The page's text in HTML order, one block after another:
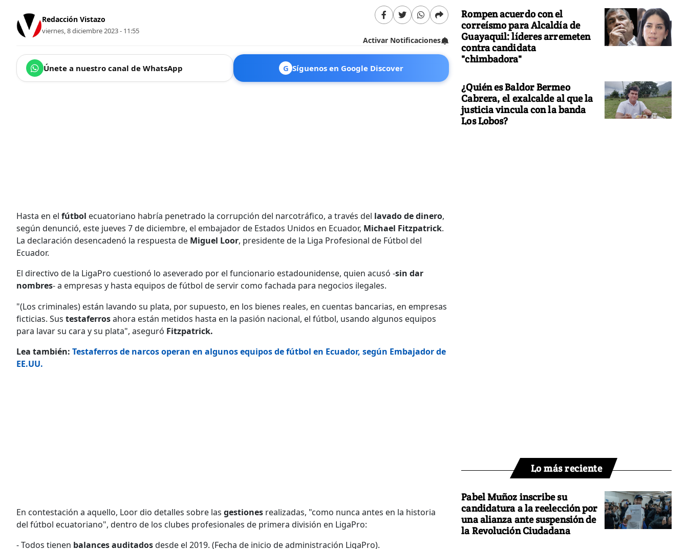
Redacción Vistazo
viernes, 8 diciembre 2023 - 11:55
Activar Notificaciones
Únete a nuestro canal de WhatsApp G Síguenos en Google Discover
Hasta en el fútbol ecuatoriano habría penetrado la corrupción del narcotráfico, a través del lavado de dinero,
según denunció, este jueves 7 de diciembre, el embajador de Estados Unidos en Ecuador, Michael Fitzpatrick.
La declaración desencadenó la respuesta de Miguel Loor, presidente de la Liga Profesional de Fútbol del
Ecuador.
El directivo de la LigaPro cuestionó lo aseverado por el funcionario estadounidense, quien acusó -sin dar
nombres- a empresas y hasta equipos de fútbol de servir como fachada para negocios ilegales.
"(Los criminales) están lavando su plata, por supuesto, en los bienes reales, en cuentas bancarias, en empresas
ficticias. Sus testaferrosahora están metidos hasta en la pasión nacional, el fútbol, usando algunos equipos
para lavar su cara y su plata", aseguró Fitzpatrick.
Lea también: Testaferros de narcos operan en algunos equipos de fútbol en Ecuador, según Embajador de
EE.UU.
En contestación a aquello, Loor dio detalles sobre las gestiones realizadas, "como nunca antes en la historia
del fútbol ecuatoriano", dentro de los clubes profesionales de primera división en LigaPro:
- Todos tienen balances auditadosdesde el 2019. (Fecha de inicio de administración LigaPro).
Rompen acuerdo con el
correísmo para Alcaldía de
Guayaquil: líderes arremeten
contra candidata
"chimbadora"
¿Quién es Baldor Bermeo
Cabrera, el exalcalde al que la
justicia vincula con la banda
Los Lobos?
Lo más reciente
Pabel Muñoz inscribe su
candidatura a la reelección por
una alianza ante suspensión de
la Revolución Ciudadana